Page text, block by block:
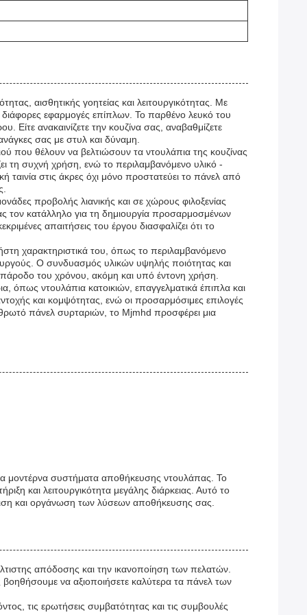
αισθητικής γοητείας και λειτουργικότητας. Με
εφαρμογές επίπλων. Το παρθένο λευκό του
Είτε ανακαινίζετε την κουζίνα σας, αναβαθμίζετε
σας με στυλ και δύναμη.
που θέλουν να βελτιώσουν τα ντουλάπια της κουζίνας
τη συχνή χρήση, ενώ το περιλαμβανόμενο υλικό -
στις άκρες όχι μόνο προστατεύει το πάνελ από
προβολής λιανικής και σε χώρους φιλοξενίας
τον κατάλληλο για τη δημιουργία προσαρμοσμένων
απαιτήσεις του έργου διασφαλίζει ότι το
χαρακτηριστικά του, όπως το περιλαμβανόμενο
Ο συνδυασμός υλικών υψηλής ποιότητας και
πάροδο του χρόνου, ακόμη και υπό έντονη χρήση.
όπως ντουλάπια κατοικιών, επαγγελματικά έπιπλα και
και κομψότητας, ενώ οι προσαρμόσιμες επιλογές
πάνελ συρταριών, το Mjmhd προσφέρει μια
μοντέρνα συστήματα αποθήκευσης ντουλάπας. Το
και λειτουργικότητα μεγάλης διάρκειας. Αυτό το
και οργάνωση των λύσεων αποθήκευσης σας.
απόδοσης και την ικανοποίηση των πελατών.
να αξιοποιήσετε καλύτερα τα πάνελ των
τις ερωτήσεις συμβατότητας και τις συμβουλές